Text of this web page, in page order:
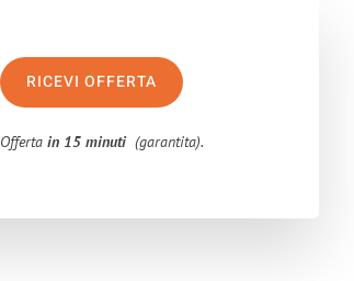
RICEVI OFFERTA
Offertain 15 minuti (garantita).